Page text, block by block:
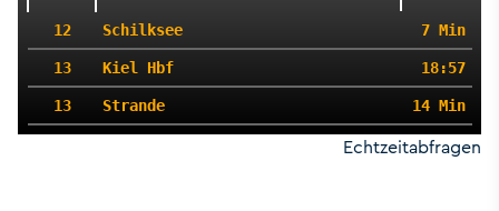
Echtzeitabfragen
12 Schilksee 7 Min
13 Kiel Hbf 18:57
13 Strande 14 Min